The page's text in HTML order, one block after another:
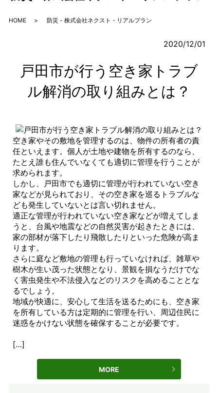
HOME 防災 - 株式会社ネクスト・リアルプラン
2020/12/01
戸田市が行う空き家トラブ
ル解消の取り組みとは？
空き家やその敷地を管理するのは、物件の所有者の責
任といえます。個人が土地や建物を所有するのなら、
たとえ誰も住んでいなくても適切に管理を行うことが
求められます。
しかし、戸田市でも適切に管理が行われていない空き
家などが見られており、その空き家を巡るトラブルな
ども発生していないとは言い切れません。
適正な管理が行われていない空き家などが増えてしま
うと、台風や地震などの自然災害が起きたときには、
家の部材が落下したり飛散したりといった危険が高ま
ります。
さらに庭など敷地の管理も行っていなければ、雑草や
樹木が生い茂った状態となり、景観を損なうだけでな
く害虫発生や不法侵入などのリスクを高めることとな
るでしょう。
地域が快適に、安心して生活を送るためにも、空き家
を所有している方は定期的に管理を行い、周辺住民に
迷惑をかけない状態を確保することが必要です。
[…]
MORE